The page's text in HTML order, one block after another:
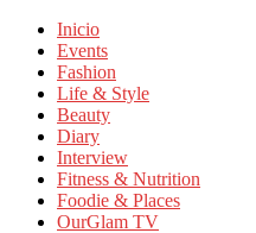
Inicio
Events
Fashion
Life & Style
Beauty
Diary
Interview
Fitness & Nutrition
Foodie & Places
OurGlam TV